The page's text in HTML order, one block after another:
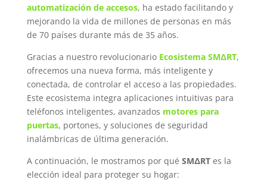
automatización de accesos, ha estado facilitando y
mejorando la vida de millones de personas en más
de 70 países durante más de 35 años.
Gracias a nuestro revolucionario Ecosistema SMΔRT,
ofrecemos una nueva forma, más inteligente y
conectada, de controlar el acceso a las propiedades.
Este ecosistema integra aplicaciones intuitivas para
teléfonos inteligentes, avanzados motores para
puertas, portones, y soluciones de seguridad
inalámbricas de última generación.
A continuación, le mostramos por qué SMΔRTes la
elección ideal para proteger su hogar: